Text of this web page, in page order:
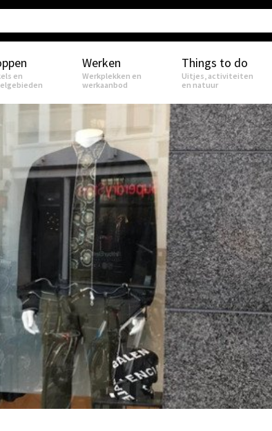
en
Werken
Werkplekken en
werkaanbod
Things to do
Uitjes, activiteiten
en natuur